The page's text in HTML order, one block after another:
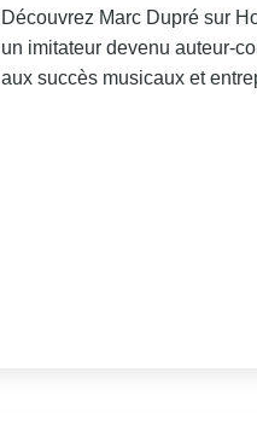
Découvrez Marc Dupré sur
un imitateur devenu auteur-
aux succès musicaux et